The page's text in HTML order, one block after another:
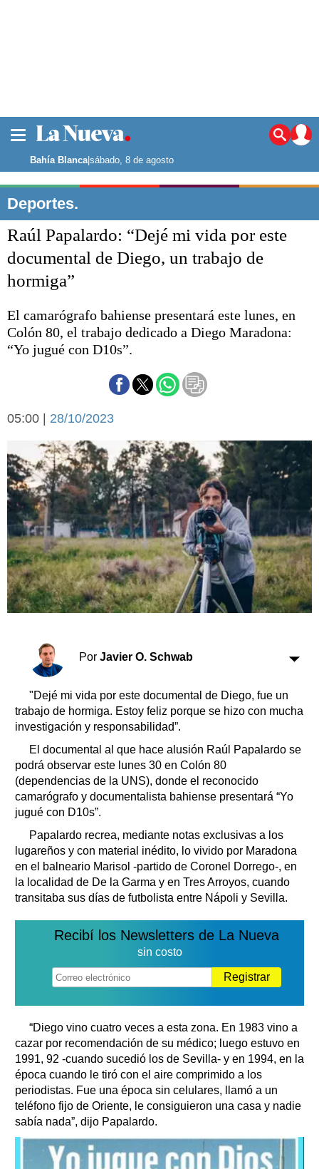
Noticias
La ciudad
Punta Alta
El mundo
Opinión
Deportes
Básquetbol
Aplausos
Economía y campo
Con el campo
Espacio empresas
Sociedad y tiempo
libre
Sociedad
Tecnología
Turismo
Salud
Es viral
El tiempo
Cartón Lleno
Clasificados
Horóscopo
Servicios
Farmacias
Transportes
Loterías
Datos Útiles
Fúnebres
Edictos
Bahía Blanca|sábado, 8 de agosto
Deportes.
Raúl Papalardo: “Dejé mi vida por este
documental de Diego, un trabajo de
hormiga”
El camarógrafo bahiense presentará este lunes, en
Colón 80, el trabajo dedicado a Diego Maradona:
“Yo jugué con D10s”.
05:00 | 28/10/2023
Por Javier O. Schwab
"Dejé mi vida por este documental de Diego, fue un
trabajo de hormiga. Estoy feliz porque se hizo con mucha
investigación y responsabilidad”.
El documental al que hace alusión Raúl Papalardo se
podrá observar este lunes 30 en Colón 80
(dependencias de la UNS), donde el reconocido
camarógrafo y documentalista bahiense presentará “Yo
jugué con D10s”.
Papalardo recrea, mediante notas exclusivas a los
lugareños y con material inédito, lo vivido por Maradona
en el balneario Marisol -partido de Coronel Dorrego-, en
la localidad de De la Garma y en Tres Arroyos, cuando
transitaba sus días de futbolista entre Nápoli y Sevilla.
Recibí los Newsletters de La Nueva
sin costo
Registrar
“Diego vino cuatro veces a esta zona. En 1983 vino a
cazar por recomendación de su médico; luego estuvo en
1991, 92 -cuando sucedió los de Sevilla- y en 1994, en la
época cuando le tiró con el aire comprimido a los
periodistas. Fue una época sin celulares, llamó a un
teléfono fijo de Oriente, le consiguieron una casa y nadie
sabía nada”, dijo Papalardo.